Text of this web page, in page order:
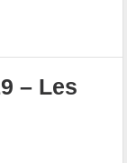
– Les